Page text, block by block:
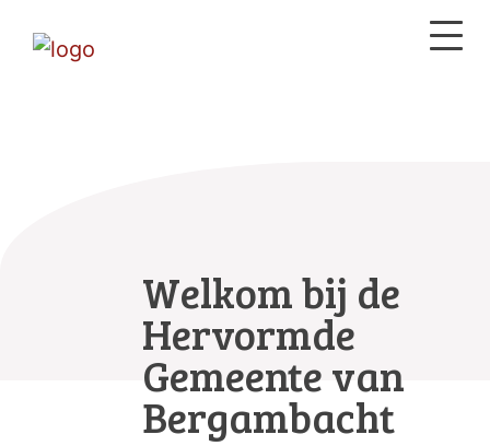
Welkom bij de
Hervormde
Gemeente van
Bergambacht